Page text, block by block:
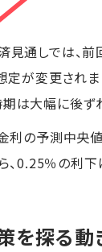
見通しでは
定が変更され
は大幅に後ず
の予測中央
、0.25％の利
を探る動